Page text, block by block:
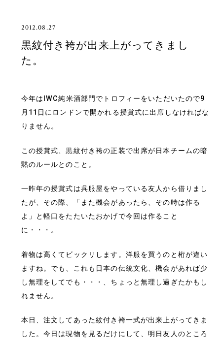
2012.08.27
黒紋付き袴が出来上がってきまし
た。
今年はIWC純米酒部門でトロフィーをいただいたので9
月11日にロンドンで開かれる授賞式に出席しなければな
りません。
この授賞式、黒紋付き袴の正装で出席が日本チームの暗
黙のルールとのこと。
一昨年の授賞式は呉服屋をやっている友人から借りまし
たが、その際、「また機会があったら、その時は作る
よ」と軽口をたたいたおかげで今回は作ること
に・・・。
着物は高くてビックリします。洋服を買うのと桁が違い
ますね。でも、これも日本の伝統文化、機会があれば少
し無理をしてでも・・・、ちょっと無理し過ぎたかもし
れません。
本日、注文してあった紋付き袴一式が出来上がってきま
した。今日は現物を見るだけにして、明日友人のところ